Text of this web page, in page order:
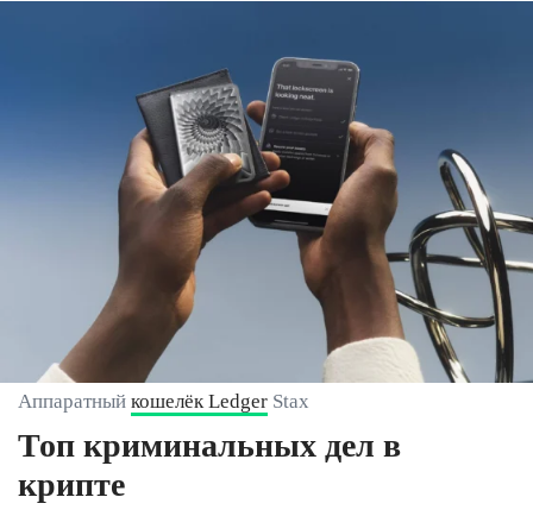
Аппаратный кошелёк Ledger Stax
Топ криминальных дел в
крипте